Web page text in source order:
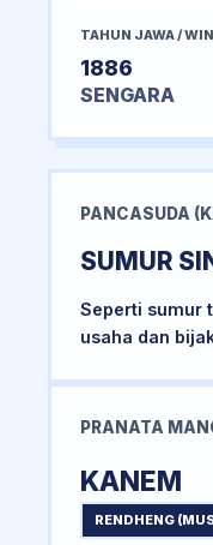
TAHUN JAWA /
1886
SENGARA
PANCASUDA
SUMUR
Seperti sumur
usaha dan
PRANATA
KANEM
RENDHENG